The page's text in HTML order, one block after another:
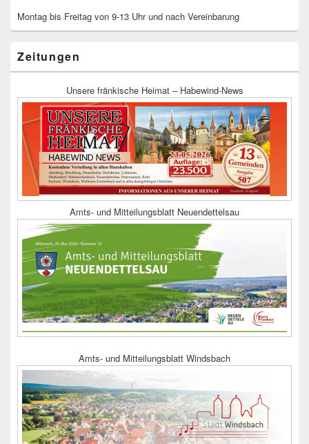
Montag bis Freitag von 9-13 Uhr und nach Vereinbarung
Zeitungen
Unsere fränkische Heimat – Habewind-News
Amts- und Mitteilungsblatt Neuendettelsau
Amts- und Mitteilungsblatt Windsbach